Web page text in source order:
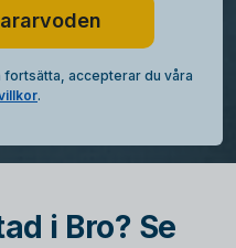
fortsätta, accepterar du våra
.
i Bro? Se